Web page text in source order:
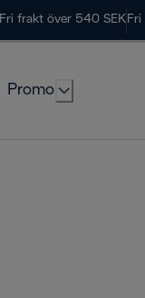
Fri frakt över 540 SEK Fri
Promo